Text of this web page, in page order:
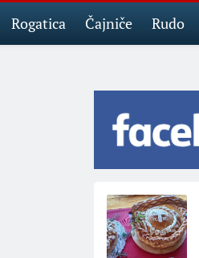
Rogatica Čajniče Rudo